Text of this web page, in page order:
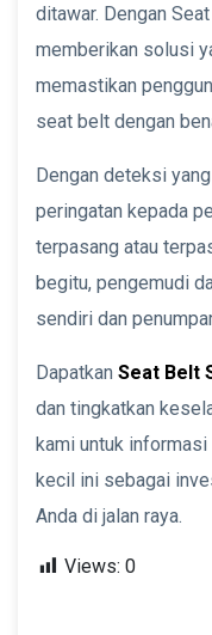
ditawar. Dengan
memberikan solusi
memastikan
seat belt dengan
Dengan deteksi
peringatan kepada
terpasang atau
begitu, pengemudi
sendiri dan
Dapatkan Seat Belt
dan tingkatkan
kami untuk informasi
kecil ini sebagai
Anda di jalan raya.
Views: 0